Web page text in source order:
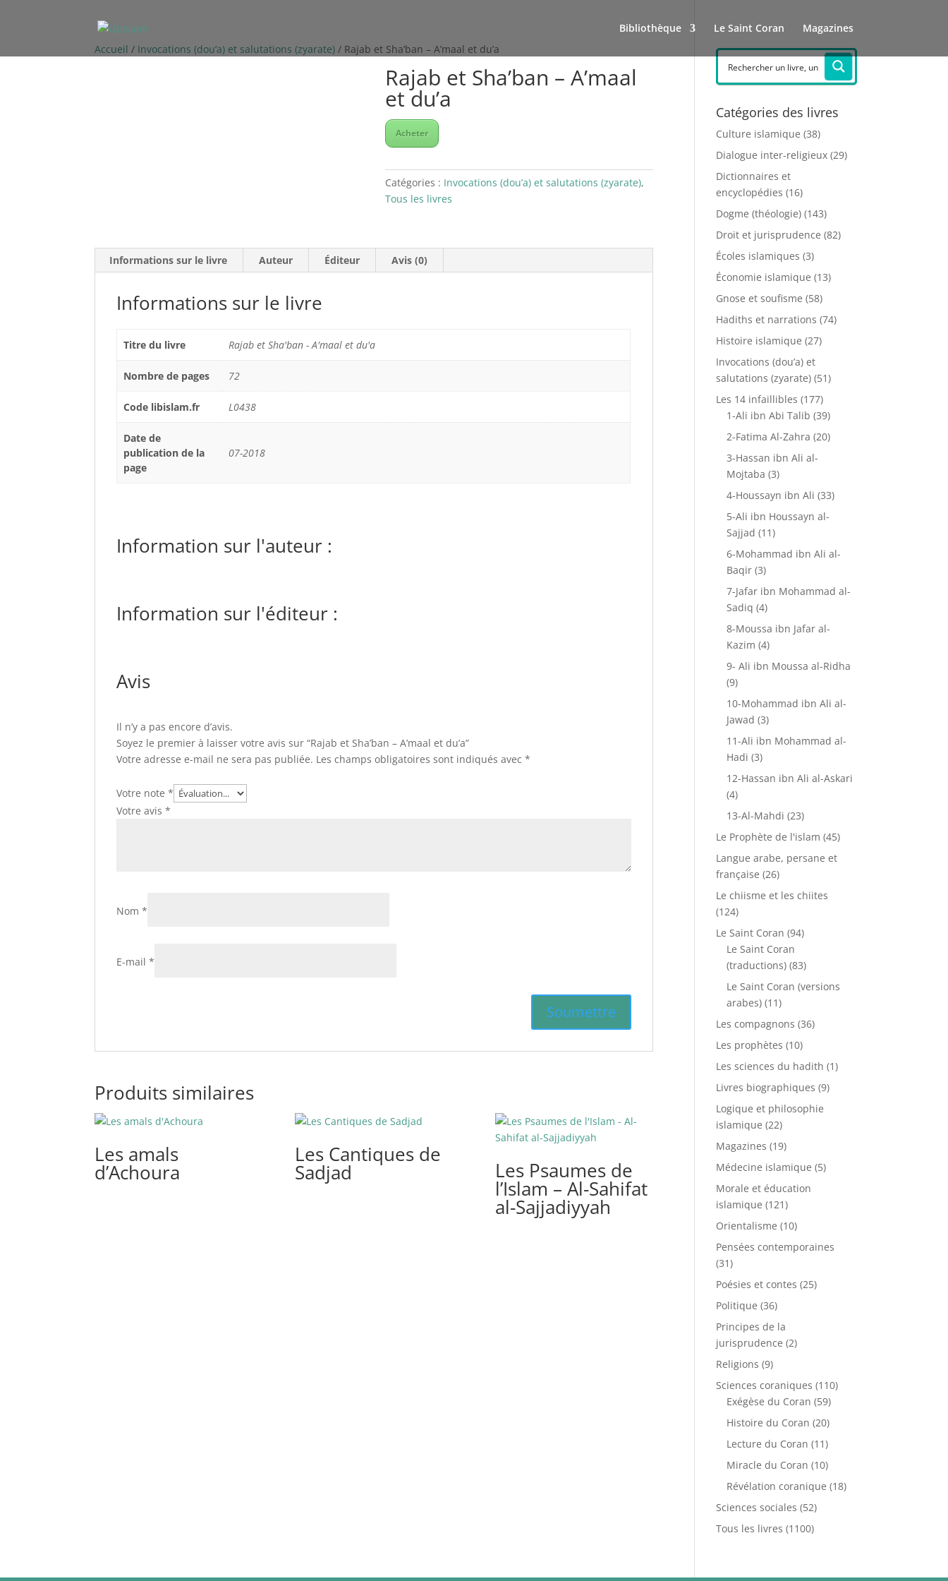
Bibliothèque Le Saint Coran
Magazines
Accueil / Invocations (dou’a) et salutations (zyarate) / Rajab et Sha’ban – A’maal et du’a
Rajab et Sha’ban – A’maal
et du’a
Acheter
Catégories : Invocations (dou’a) et salutations (zyarate),
Tous les livres
Informations sur le livre Auteur Éditeur Avis (0)
Informations sur le livre
Titre du livre Rajab et Sha'ban - A'maal et du'a
Nombre de pages 72
Code libislam.fr L0438
Date de
publication de la
page
07-2018
Information sur l'auteur :
Information sur l'éditeur :
Avis
Il n’y a pas encore d’avis.
Soyez le premier à laisser votre avis sur “Rajab et Sha’ban – A’maal et du’a”
Votre adresse e-mail ne sera pas publiée. Les champs obligatoires sont indiqués avec*
Votre note*
Votre avis*
Nom*
E-mail*
Produits similaires
Les amals
d’Achoura
Les Cantiques de
Sadjad Les Psaumes de
l’Islam – Al-Sahifat
al-Sajjadiyyah
Catégories des livres
Culture islamique (38)
Dialogue inter-religieux (29)
Dictionnaires et
encyclopédies (16)
Dogme (théologie) (143)
Droit et jurisprudence (82)
Écoles islamiques (3)
Économie islamique (13)
Gnose et soufisme (58)
Hadiths et narrations (74)
Histoire islamique (27)
Invocations (dou’a) et
salutations (zyarate) (51)
Les 14 infaillibles (177)
1-Ali ibn Abi Talib (39)
2-Fatima Al-Zahra (20)
3-Hassan ibn Ali al-
Mojtaba (3)
4-Houssayn ibn Ali (33)
5-Ali ibn Houssayn al-
Sajjad (11)
6-Mohammad ibn Ali al-
Baqir (3)
7-Jafar ibn Mohammad al-
Sadiq (4)
8-Moussa ibn Jafar al-
Kazim (4)
9- Ali ibn Moussa al-Ridha
(9)
10-Mohammad ibn Ali al-
Jawad (3)
11-Ali ibn Mohammad al-
Hadi (3)
12-Hassan ibn Ali al-Askari
(4)
13-Al-Mahdi (23)
Le Prophète de l'islam (45)
Langue arabe, persane et
française (26)
Le chiisme et les chiites
(124)
Le Saint Coran (94)
Le Saint Coran
(traductions) (83)
Le Saint Coran (versions
arabes) (11)
Les compagnons (36)
Les prophètes (10)
Les sciences du hadith (1)
Livres biographiques (9)
Logique et philosophie
islamique (22)
Magazines (19)
Médecine islamique (5)
Morale et éducation
islamique (121)
Orientalisme (10)
Pensées contemporaines
(31)
Poésies et contes (25)
Politique (36)
Principes de la
jurisprudence (2)
Religions (9)
Sciences coraniques (110)
Exégèse du Coran (59)
Histoire du Coran (20)
Lecture du Coran (11)
Miracle du Coran (10)
Révélation coranique (18)
Sciences sociales (52)
Tous les livres (1100)